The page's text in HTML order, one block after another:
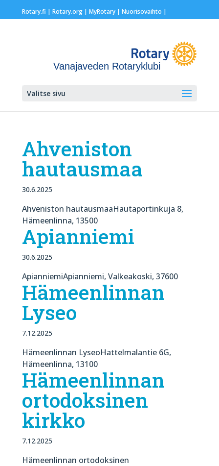
Rotary.fi | Rotary.org| MyRotary | Nuorisovaihto |
Vanajaveden Rotaryklubi
Valitse sivu
Ahveniston
hautausmaa
30.6.2025
Ahveniston hautausmaaHautaportinkuja 8,
Hämeenlinna, 13500
Apianniemi
30.6.2025
ApianniemiApianniemi, Valkeakoski, 37600
Hämeenlinnan
Lyseo
7.12.2025
Hämeenlinnan LyseoHattelmalantie 6G,
Hämeenlinna, 13100
Hämeenlinnan
ortodoksinen
kirkko
7.12.2025
Hämeenlinnan ortodoksinen